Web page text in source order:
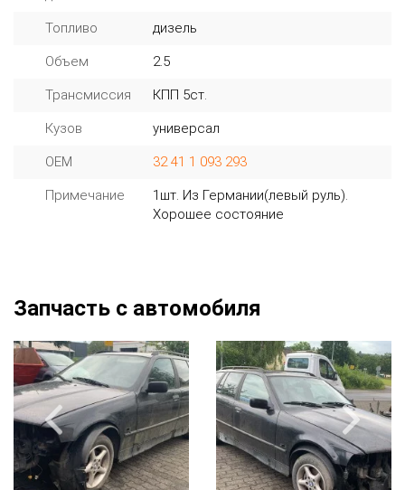
Топливо дизель
Объем 2.5
Трансмиссия КПП 5ст.
Кузов универсал
OEM 32 41 1 093 293
Примечание
1шт. Из Германии(левый руль).
Хорошее состояние
Запчасть с автомобиля